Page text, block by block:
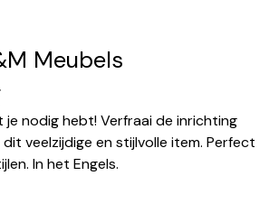
Meubels
je nodig hebt! Verfraai de inrichting
veelzijdige en stijlvolle item. Perfect
In het Engels.